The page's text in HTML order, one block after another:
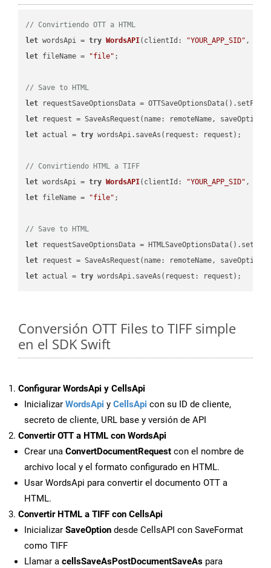
// Convirtiendo OTT a HTML
let wordsApi = try WordsAPI( clientId: "YOUR_APP_SID" ,
let fileName = "file" ;
// Save to HTML
let requestSaveOptionsData =
let request = SaveAsRequest(name: remoteName,
let actual = try wordsApi.saveAs(request: request);
// Convirtiendo HTML a TIFF
let wordsApi = try WordsAPI( clientId: "YOUR_APP_SID" ,
let fileName = "file" ;
// Save to HTML
let requestSaveOptionsData =
let request = SaveAsRequest(name: remoteName,
let actual = try
Conversión OTT Files to TIFF simple
en el SDK Swift
Configurar WordsApi y CellsApi
Inicializar WordsApi y CellsApi con su ID de cliente,
secreto de cliente, URL base y versión de API
Convertir OTT a HTML con WordsApi
Crear una ConvertDocumentRequest con el nombre de
archivo local y el formato configurado en HTML.
Usar WordsApi para convertir el documento OTT a
HTML.
Convertir HTML a TIFF con CellsApi
Inicializar SaveOption desde CellsAPI con SaveFormat
como TIFF
Llamar a cellsSaveAsPostDocumentSaveAs para